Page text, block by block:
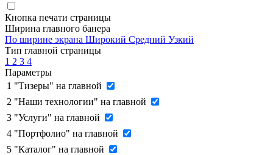
Кнопка печати страницы
Ширина главного банера
По ширине экрана Широкий Средний Узкий
Тип главной страницы
1 2 3 4
Параметры
1 "Тизеры" на главной
2 "Наши технологии" на главной
3 "Услуги" на главной
4 "Портфолио" на главной
5 "Каталог" на главной